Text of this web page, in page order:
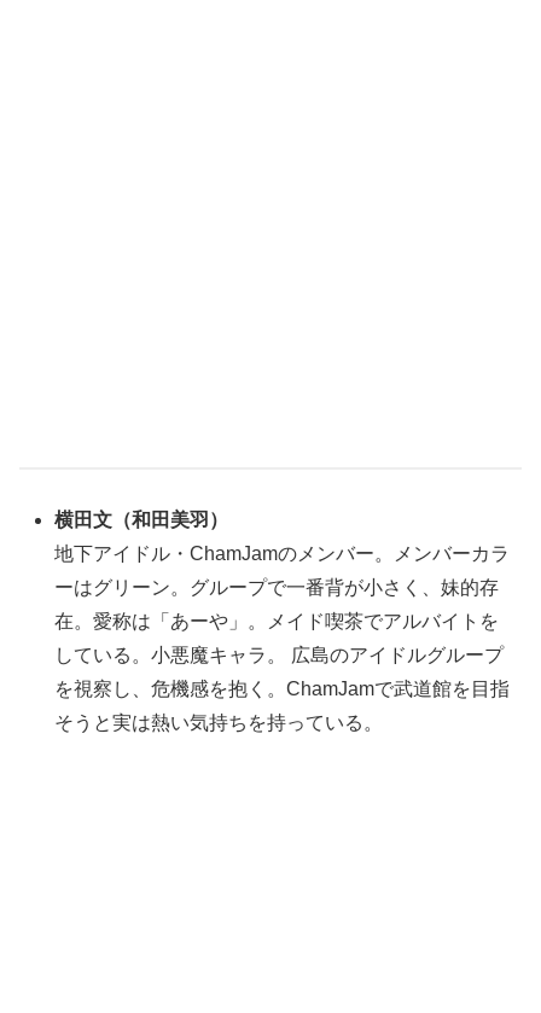
横田文 （和田美羽）
地下アイドル・ChamJamのメンバー。メンバーカラ
ーはグリーン。グループで一番背が小さく、妹的存
在。愛称は「あーや」。メイド喫茶でアルバイトを
している。小悪魔キャラ。 広島のアイドルグループ
を視察し、危機感を抱く。ChamJamで武道館を目指
そうと実は熱い気持ちを持っている。